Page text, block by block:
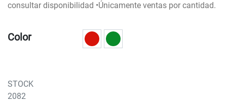
consultar disponibilidad •Únicamente ventas por cantidad.
Color
STOCK
2082